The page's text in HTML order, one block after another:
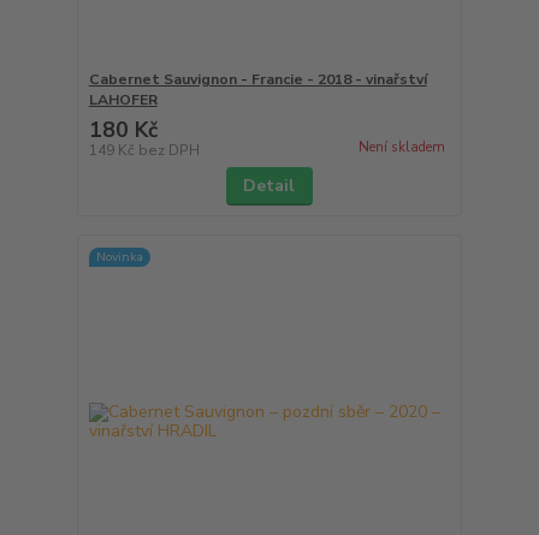
Cabernet Sauvignon - Francie - 2018 - vinařství
LAHOFER
180 Kč
149 Kč bez DPH Není skladem
Detail
Novinka